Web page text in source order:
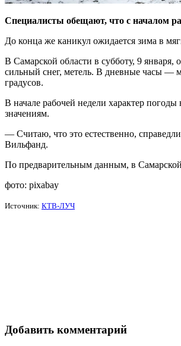
Специалисты обещают, что с началом
До конца же каникул ожидается зима в
В Самарской области в субботу, 9 января,
сильный снег, метель. В дневные часы —
градусов.
В начале рабочей недели характер
значениям.
— Считаю, что это естественно,
Вильфанд.
По предварительным данным, в Самарской
фото: pixabay
Источник: КТВ-ЛУЧ
Добавить комментарий